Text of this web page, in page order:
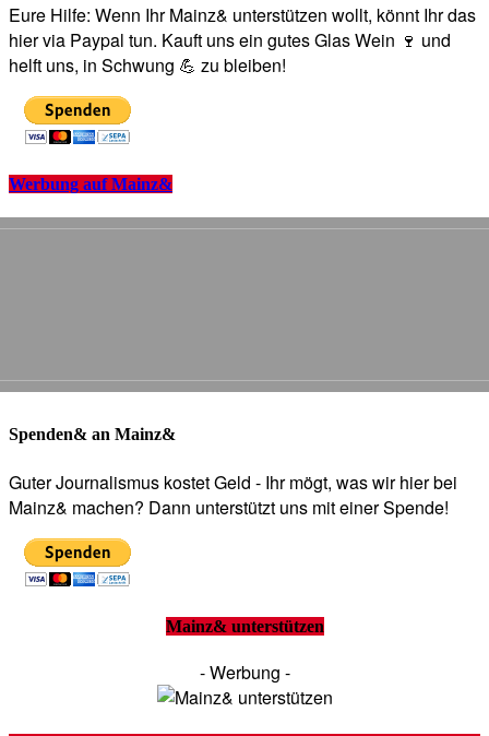
Eure Hilfe: Wenn Ihr Mainz& unterstützen wollt, könnt Ihr das
hier via Paypal tun. Kauft uns ein gutes Glas Wein 🍷 und
helft uns, in Schwung 💪 zu bleiben!
Werbung auf Mainz&
Spenden& an Mainz&
Guter Journalismus kostet Geld - Ihr mögt, was wir hier bei
Mainz& machen? Dann unterstützt uns mit einer Spende!
Mainz& unterstützen
- Werbung -